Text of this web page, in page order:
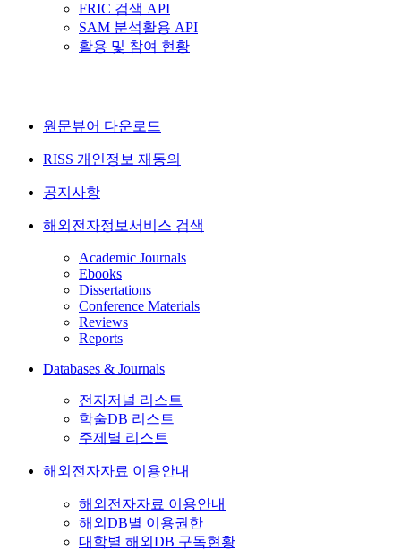
FRIC 검색 API
SAM 분석활용 API
활용 및 참여 현황
원문뷰어 다운로드
RISS 개인정보 재동의
공지사항
해외전자정보서비스 검색
Academic Journals
Ebooks
Dissertations
Conference Materials
Reviews
Reports
Databases & Journals
전자저널 리스트
학술DB 리스트
주제별 리스트
해외전자자료 이용안내
해외전자자료 이용안내
해외DB별 이용권한
대학별 해외DB 구독현황